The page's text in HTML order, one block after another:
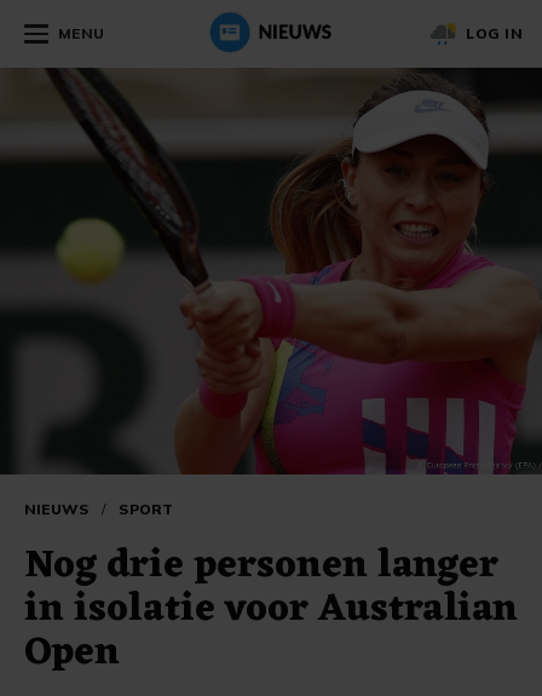
MENU LOG IN
NIEUWS / SPORT
Nog drie personen langer
in isolatie voor Australian
Open